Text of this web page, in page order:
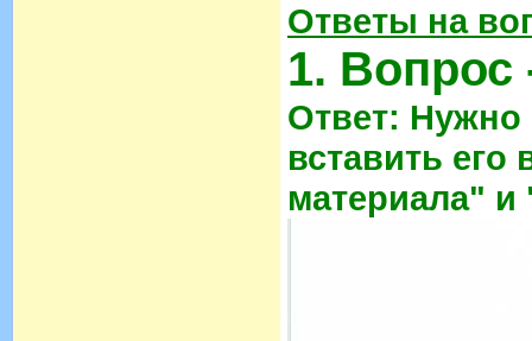
Ответы на
1. Вопрос
Ответ: Нужно
вставить его
материала"